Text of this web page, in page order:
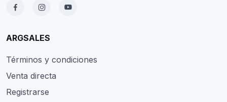
ARGSALES
Términos y condiciones
Venta directa
Registrarse